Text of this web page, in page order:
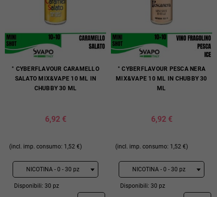
° CYBERFLAVOUR CARAMELLO
SALATO MIX&VAPE 10 ML IN
CHUBBY 30 ML
6,92 €
(incl. imp. consumo: 1,52 €)
Disponibili: 30 pz
° CYBERFLAVOUR PESCA NERA
MIX&VAPE 10 ML IN CHUBBY 30
ML
6,92 €
(incl. imp. consumo: 1,52 €)
Disponibili: 30 pz